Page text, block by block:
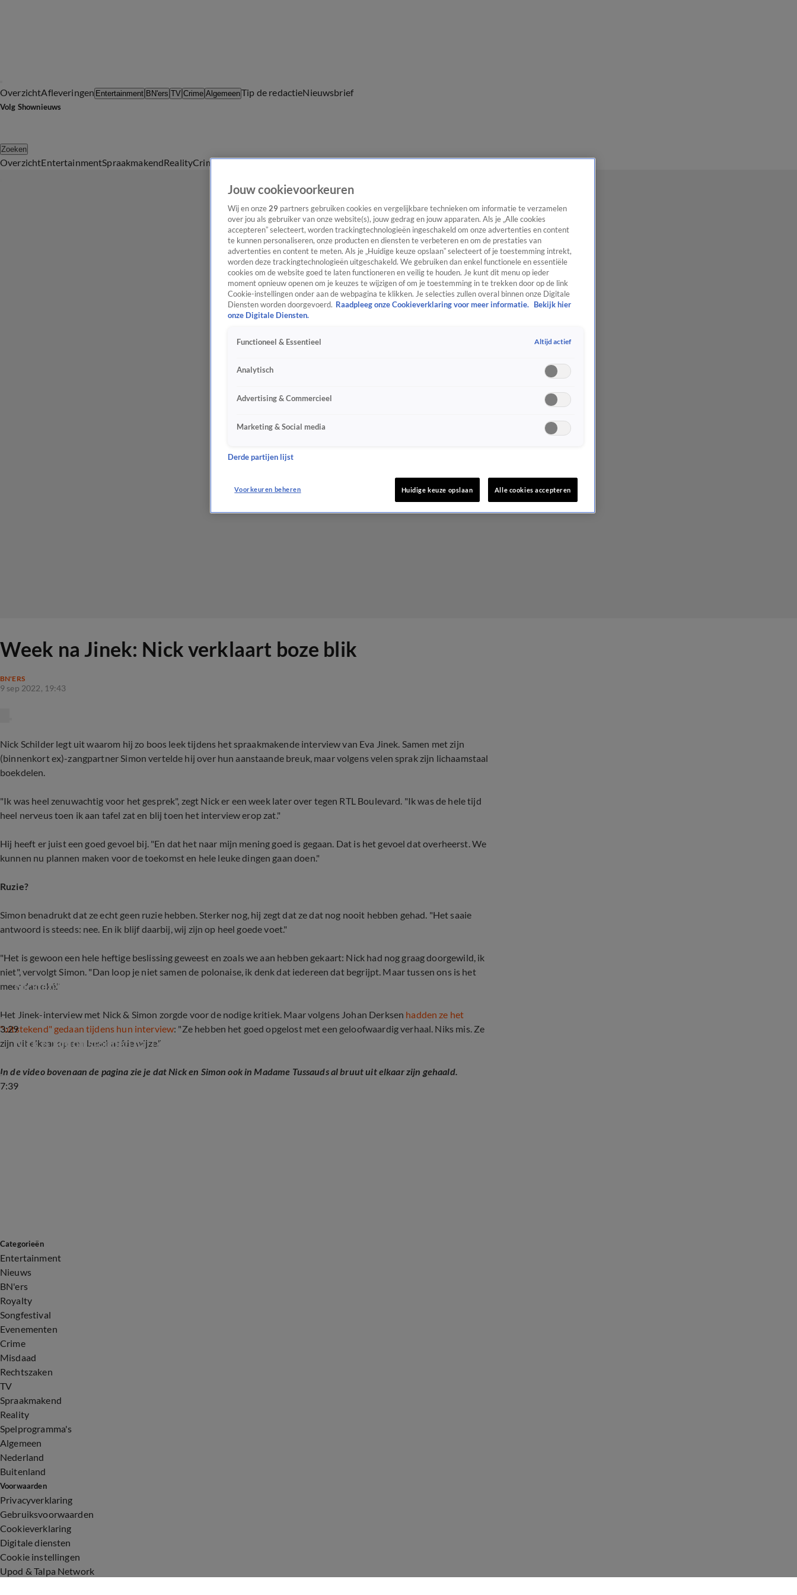
OverzichtAfleveringen Entertainment BN'ers TV Crime AlgemeenTip de redactieNieuwsbrief
Volg Shownieuws
Zoeken
OverzichtEntertainmentSpraakmakendRealityCrimeVideo'sAfleveringen
Week na Jinek: Nick verklaart boze blik
BN'ERS
9 sep 2022, 19:43
Nick Schilder legt uit waarom hij zo boos leek tijdens het spraakmakende interview van Eva Jinek. Samen met zijn
(binnenkort ex)-zangpartner Simon vertelde hij over hun aanstaande breuk, maar volgens velen sprak zijn lichaamstaal
boekdelen.
"Ik was heel zenuwachtig voor het gesprek", zegt Nick er een week later over tegen RTL Boulevard. "Ik was de hele tijd
heel nerveus toen ik aan tafel zat en blij toen het interview erop zat."
Hij heeft er juist een goed gevoel bij. "En dat het naar mijn mening goed is gegaan. Dat is het gevoel dat overheerst. We
kunnen nu plannen maken voor de toekomst en hele leuke dingen gaan doen."
Ruzie?
Simon benadrukt dat ze echt geen ruzie hebben. Sterker nog, hij zegt dat ze dat nog nooit hebben gehad. "Het saaie
antwoord is steeds: nee. En ik blijf daarbij, wij zijn op heel goede voet."
"Het is gewoon een hele heftige beslissing geweest en zoals we aan hebben gekaart: Nick had nog graag doorgewild, ik
niet", vervolgt Simon. "Dan loop je niet samen de polonaise, ik denk dat iedereen dat begrijpt. Maar tussen ons is het
meer dan oké."
3:29
Nick en Simon geven bij Jinek duidelijkheid over breuk
Het Jinek-interview met Nick & Simon zorgde voor de nodige kritiek. Maar volgens Johan Derksen hadden ze het
"uitstekend" gedaan tijdens hun interview: "Ze hebben het goed opgelost met een geloofwaardig verhaal. Niks mis. Ze
zijn uit elkaar op een beschaafde wijze."
7:39
Nick & Simon stoppen na 17 jaar als muzikaal duo
In de video bovenaan de pagina zie je dat Nick en Simon ook in Madame Tussauds al bruut uit elkaar zijn gehaald.
Categorieën
Entertainment
Nieuws
BN'ers
Royalty
Songfestival
Evenementen
Crime
Misdaad
Rechtszaken
TV
Spraakmakend
Reality
Spelprogramma's
Algemeen
Nederland
Buitenland
Voorwaarden
Privacyverklaring
Gebruiksvoorwaarden
Cookieverklaring
Digitale diensten
Cookie instellingen
Upod & Talpa Network
Jouw cookievoorkeuren
Wij en onze 29 partners gebruiken cookies en vergelijkbare technieken om informatie te verzamelen
over jou als gebruiker van onze website(s), jouw gedrag en jouw apparaten. Als je „Alle cookies
accepteren” selecteert, worden trackingtechnologieën ingeschakeld om onze advertenties en content
te kunnen personaliseren, onze producten en diensten te verbeteren en om de prestaties van
advertenties en content te meten. Als je „Huidige keuze opslaan” selecteert of je toestemming intrekt,
worden deze trackingtechnologieën uitgeschakeld. We gebruiken dan enkel functionele en essentiële
cookies om de website goed te laten functioneren en veilig te houden. Je kunt dit menu op ieder
moment opnieuw openen om je keuzes te wijzigen of om je toestemming in te trekken door op de link
Cookie-instellingen onder aan de webpagina te klikken. Je selecties zullen overal binnen onze Digitale
Diensten worden doorgevoerd. Raadpleeg onze Cookieverklaring voor meer informatie.
Bekijk hier
onze Digitale Diensten.
Functioneel & Essentieel Altijd actief
Analytisch
Advertising & Commercieel
Marketing & Social media
Derde partijen lijst
Voorkeuren beheren Huidige keuze opslaan Alle cookies accepteren